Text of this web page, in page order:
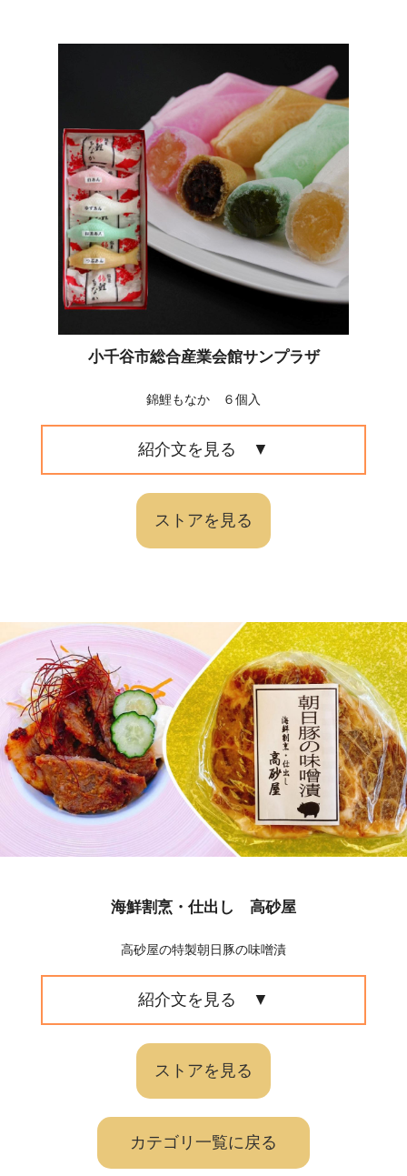
小千谷市総合産業会館サンプラザ
錦鯉もなか ６個入
紹介文を見る
ストアを見る
海鮮割烹・仕出し 高砂屋
高砂屋の特製朝日豚の味噌漬
紹介文を見る
ストアを見る
カテゴリ一覧に戻る